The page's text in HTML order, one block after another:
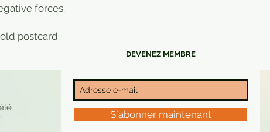
forces.
postcard.
DEVENEZ MEMBRE
S`abonner maintenant